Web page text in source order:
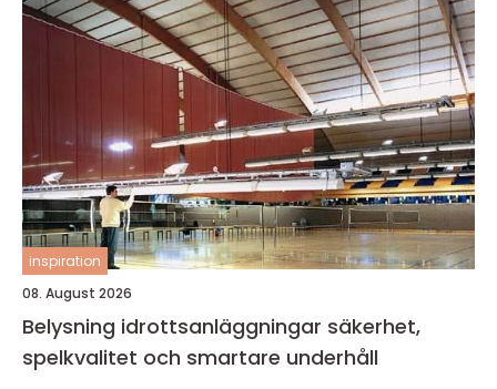
inspiration
08. August 2026
Belysning idrottsanläggningar säkerhet,
spelkvalitet och smartare underhåll